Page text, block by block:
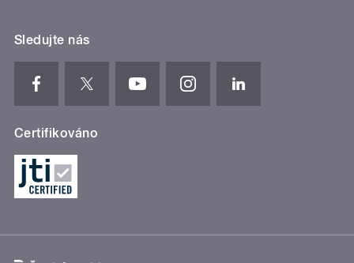
Sledujte nás
Certifikováno